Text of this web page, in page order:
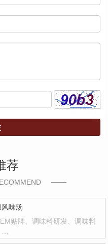
荐
味汤
贴牌、调味料研发、调味料